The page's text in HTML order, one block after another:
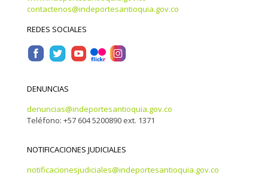
contactenos@indeportesantioquia.gov.co
REDES SOCIALES
DENUNCIAS
denuncias@indeportesantioquia.gov.co
Teléfono: +57 604 5200890 ext. 1371
NOTIFICACIONES JUDICIALES
notificacionesjudiciales@indeportesantioquia.gov.co